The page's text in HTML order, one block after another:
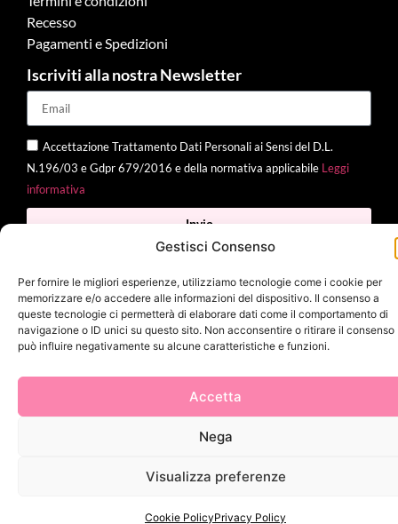
Gestisci Consenso
Per fornire le migliori esperienze, utilizziamo tecnologie come i cookie per
memorizzare e/o accedere alle informazioni del dispositivo. Il consenso a
queste tecnologie ci permetterà di elaborare dati come il comportamento di
navigazione o ID unici su questo sito. Non acconsentire o ritirare il consenso
può influire negativamente su alcune caratteristiche e funzioni.
Accetta
Nega
Visualizza preferenze
Cookie PolicyPrivacy Policy
Recesso
Pagamenti e Spedizioni
Iscriviti alla nostra Newsletter
Accettazione Trattamento Dati Personali ai Sensi del D.L.
N.196/03 e Gdpr 679/2016 e della normativa applicabile Leggi
informativa
Invia
2025 Delì |Privacy Policy|Cookie Policy| Made with byJenny
Mina